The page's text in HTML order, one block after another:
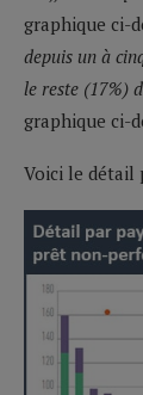
graphique ci-
depuis un à
le reste (17%)
graphique ci-
Voici le détail